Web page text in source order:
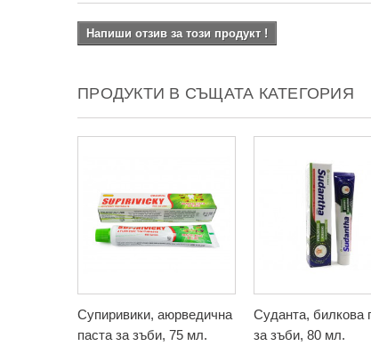
Напиши отзив за този продукт !
ПРОДУКТИ В СЪЩАТА КАТЕГОРИЯ
Супиривики, аюрведична
паста за зъби, 75 мл.
Суданта, билкова
за зъби, 80 мл.